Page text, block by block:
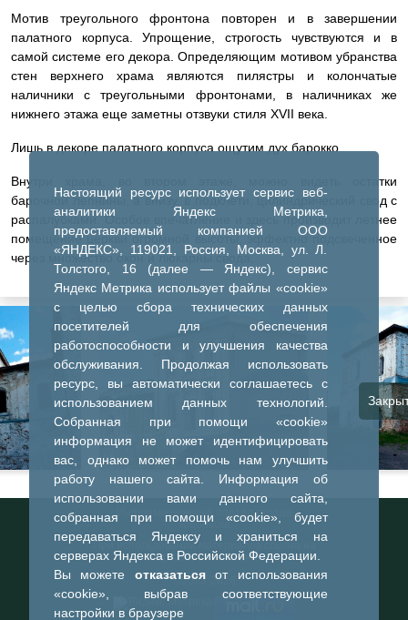
Настоящий ресурс использует сервис веб-
аналитики Яндекс Метрика,
предоставляемый компанией ООО
«ЯНДЕКС», 119021, Россия, Москва, ул. Л.
Толстого, 16 (далее — Яндекс), сервис
Яндекс Метрика использует файлы «cookie»
с целью сбора технических данных
посетителей для обеспечения
работоспособности и улучшения качества
обслуживания. Продолжая использовать
ресурс, вы автоматически соглашаетесь с
использованием данных технологий.
Собранная при помощи «cookie»
информация не может идентифицировать
вас, однако может помочь нам улучшить
работу нашего сайта. Информация об
использовании вами данного сайта,
собранная при помощи «cookie», будет
передаваться Яндексу и храниться на
серверах Яндекса в Российской Федерации.
Вы можете отказатьсяот использования
«cookie», выбрав соответствующие
настройки в браузере
Мотив треугольного фронтона повторен и в завершении
палатного корпуса. Упрощение, строгость чувствуются и в
самой системе его декора. Определяющим мотивом убранства
стен верхнего храма являются пилястры и колончатые
наличники с треугольными фронтонами, в наличниках же
нижнего этажа еще заметны отзвуки стиля XVII века.
Лишь в декоре палатного корпуса ощутим дух барокко.
Внутри храма, во втором этаже, можно видеть остатки
барочной лепнины, а внизу, в подклети, цилиндрический свод с
распалубками. Особое впечатление и здесь производит летнее
помещение церкви огромной высоты, эффектно подсвеченное
через множество окон и люкарны свода.
Информационный портал города
Тобольска
При использовании материалов ссылка на
портал обязательна
©2023-2026